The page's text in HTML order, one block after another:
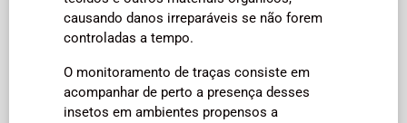
causando danos irreparáveis se não forem
controladas a tempo.
O monitoramento de traças consiste em
acompanhar de perto a presença desses
insetos em ambientes propensos a